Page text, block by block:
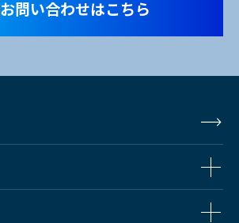
お問い合わせはこちら